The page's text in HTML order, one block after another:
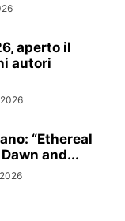
aperto il
autori
“Ethereal
and...